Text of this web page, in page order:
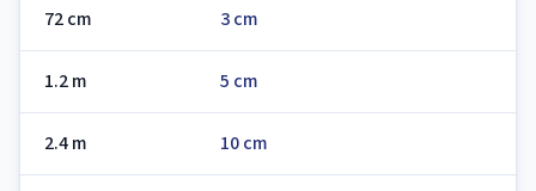
72 cm 3 cm
1.2 m 5 cm
2.4 m 10 cm